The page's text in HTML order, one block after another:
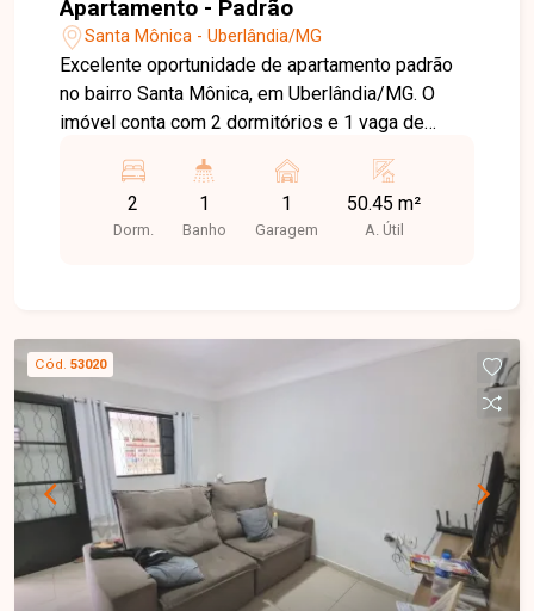
Apartamento - Padrão
Santa Mônica - Uberlândia/MG
Excelente oportunidade de apartamento padrão
no bairro Santa Mônica, em Uberlândia/MG. O
imóvel conta com 2 dormitórios e 1 vaga de
sua família. Com uma área útil de 50,45 m², o
apartamento é ideal para quem busca um lar
aconchegante e bem localizado. Não perca a
2
Dorm.
1
Banho
1
Garagem
50.45 m²
A. Útil
Cód. 53020